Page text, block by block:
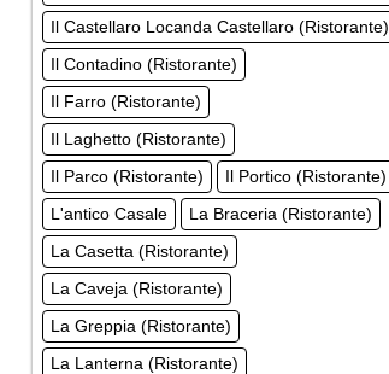
Il Castellaro Locanda Castellaro (Ristorante)
Il Contadino (Ristorante)
Il Farro (Ristorante)
Il Laghetto (Ristorante)
Il Parco (Ristorante)
Il Portico (Ristorante)
L'antico Casale
La Braceria (Ristorante)
La Casetta (Ristorante)
La Caveja (Ristorante)
La Greppia (Ristorante)
La Lanterna (Ristorante)